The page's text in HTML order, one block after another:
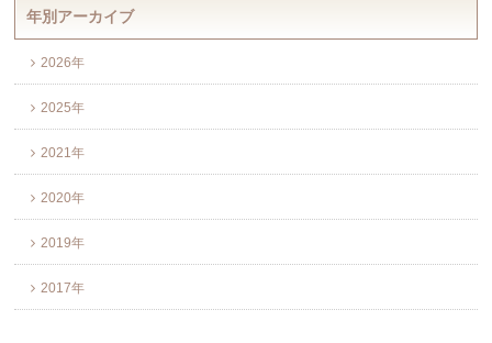
年別アーカイブ
2026年
2025年
2021年
2020年
2019年
2017年